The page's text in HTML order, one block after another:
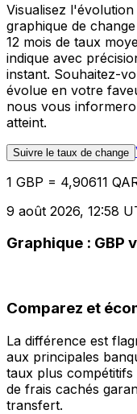
Visualisez
graphique de
12 mois de taux
indique avec
instant. Souhaitez-
évolue en votre
nous vous
atteint.
Suivre le taux de change
1 GBP = 4,90611
9 août 2026, 12:58
Graphique : GBP
Comparez et
La différence est
aux principales
taux plus
de frais cachés
transfert.